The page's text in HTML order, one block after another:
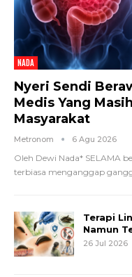
NADA
Nyeri Sendi
Medis Yang
Masyarakat
Metronom 6 Agu 2026
Oleh Dewi Nada* SELAMA
terbiasa menganggap
Terapi
Namun
26 Jul 2026